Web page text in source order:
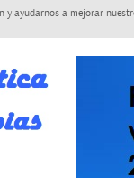
y ayudarnos a mejorar